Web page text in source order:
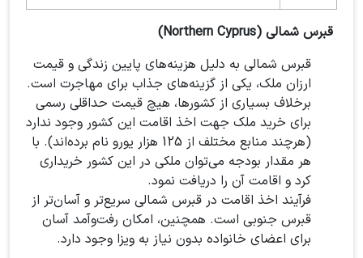
قبرس شمالی (Northern Cyprus)
قبرس شمالی به دلیل هزینه‌های پایین زندگی و قیمت
ارزان ملک، یکی از گزینه‌های جذاب برای مهاجرت است.
برخلاف بسیاری از کشورها، هیچ قیمت حداقلی رسمی
برای خرید ملک جهت اخذ اقامت این کشور وجود ندارد
(هرچند منابع مختلف از 125 هزار یورو نام برده‌اند). با
هر مقدار بودجه می‌توان ملکی در این کشور خریداری
کرد و اقامت آن را دریافت نمود.
فرآیند اخذ اقامت در قبرس شمالی سریع‌تر و آسان‌تر از
قبرس جنوبی است. همچنین، امکان رفت‌وآمد آسان
برای اعضای خانواده بدون نیاز به ویزا وجود دارد.